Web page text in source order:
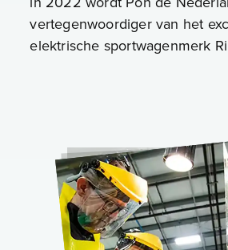
vertegenwoordiger van het
elektrische sportwagenmerk